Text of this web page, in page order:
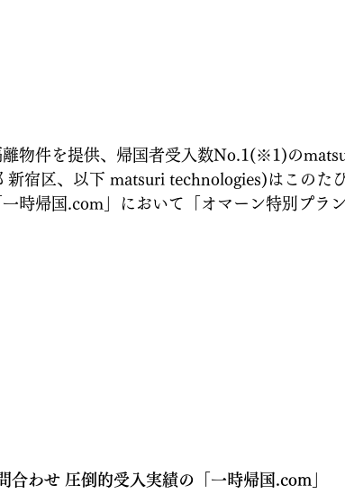
離物件を提供、帰国者受入数No.1(※1)の
宿区、以下 matsuri technologies)はこのた
時帰国.com」において「オマーン特別プラ
合わせ 圧倒的受入実績の「一時帰国.com」